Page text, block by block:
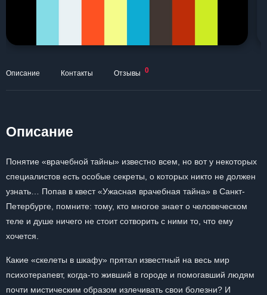
Описание Контакты Отзывы 0
Описание
Понятие «врачебной тайны» известно всем, но вот у некоторых
специалистов есть особые секреты, о которых никто не должен
узнать… Попав в квест «Ужасная врачебная тайна» в Санкт-
Петербурге, помните: тому, кто многое знает о человеческом
теле и душе ничего не стоит сотворить с ними то, что ему
хочется.
Какие «скелеты в шкафу» прятал известный на весь мир
психотерапевт, когда-то живший в городе и помогавший людям
почти мистическим образом излечивать свои болезни? И